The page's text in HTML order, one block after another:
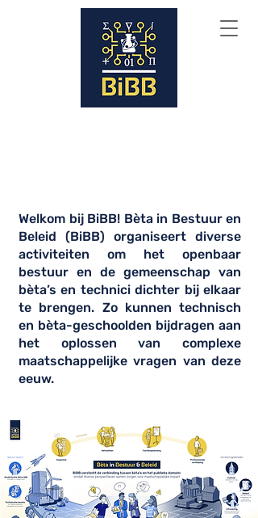
Welkom bij BiBB! Bèta in Bestuur en
Beleid (BiBB) organiseert diverse
activiteiten om het openbaar
bestuur en de gemeenschap van
bèta’s en technici dichter bij elkaar
te brengen. Zo kunnen technisch
en bèta-geschoolden bijdragen aan
het oplossen van complexe
maatschappelijke vragen van deze
eeuw.